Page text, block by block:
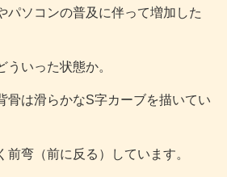
パソコンの普及に伴って増加した
ういった状態か。
骨は滑らかなS字カーブを描いてい
弯（前に反る）しています。